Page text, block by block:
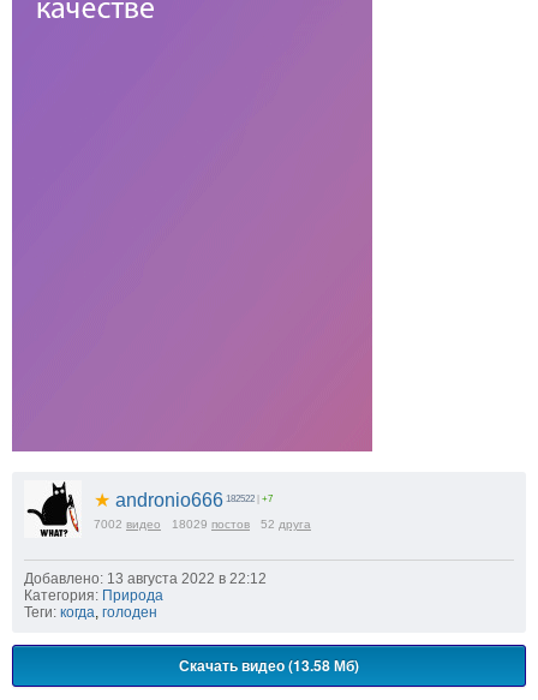
★ andronio666 182522 +7
7002 видео 18029 постов 52 друга
Добавлено: 13 августа 2022 в 22:12
Категория: Природа
Теги: когда, голоден
Скачать видео (13.58 Мб)